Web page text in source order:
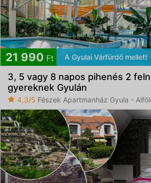
21 990 Ft A Gyulai Várfürdő mellett
3, 5 vagy 8 napos pihenés 2
gyereknek Gyulán
4,3/5 Fészek Apartmanház Gyula -